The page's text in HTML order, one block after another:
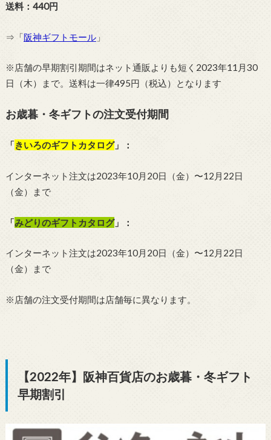
送料：440円
⇒「阪神ギフトモール」
※店舗の早期割引期間はネット通販よりも短く2023年11月30
日（木）まで。送料は一律495円（税込）となります
お歳暮・冬ギフトの注文受付期間
「きいろのギフトカタログ」：
インターネット注文は2023年10月20日（金）〜12月22日
（金）まで
「みどりのギフトカタログ」：
インターネット注文は2023年10月20日（金）〜12月22日
（金）まで
※店舗の注文受付期間は店舗毎に異なります。
【2022年】阪神百貨店のお歳暮・冬ギフト
早期割引